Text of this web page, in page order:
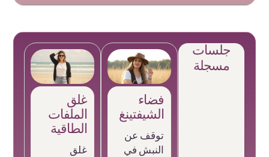
جلسات
مسجلة
فضاء
الشيفتينغ
توقف عن
النبش في
غلق
الملفات
الطاقية
غلق